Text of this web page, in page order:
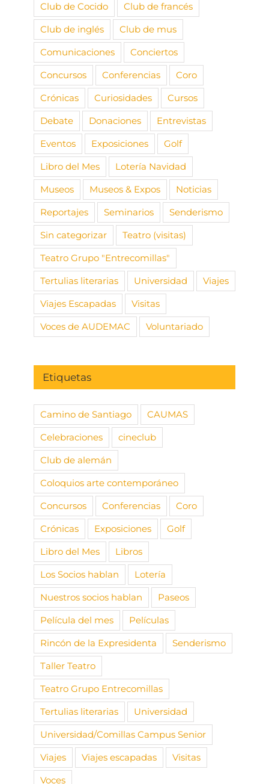
Club de Cocido
Club de francés
Club de inglés
Club de mus
Comunicaciones
Conciertos
Concursos
Conferencias
Coro
Crónicas
Curiosidades
Cursos
Debate
Donaciones
Entrevistas
Eventos
Exposiciones
Golf
Libro del Mes
Lotería Navidad
Museos
Museos & Expos
Noticias
Reportajes
Seminarios
Senderismo
Sin categorizar
Teatro (visitas)
Teatro Grupo "Entrecomillas"
Tertulias literarias
Universidad
Viajes
Viajes Escapadas
Visitas
Voces de AUDEMAC
Voluntariado
Etiquetas
Camino de Santiago
CAUMAS
Celebraciones
cineclub
Club de alemán
Coloquios arte contemporáneo
Concursos
Conferencias
Coro
Crónicas
Exposiciones
Golf
Libro del Mes
Libros
Los Socios hablan
Lotería
Nuestros socios hablan
Paseos
Película del mes
Películas
Rincón de la Expresidenta
Senderismo
Taller Teatro
Teatro Grupo Entrecomillas
Tertulias literarias
Universidad
Universidad/Comillas Campus Senior
Viajes
Viajes escapadas
Visitas
Voces